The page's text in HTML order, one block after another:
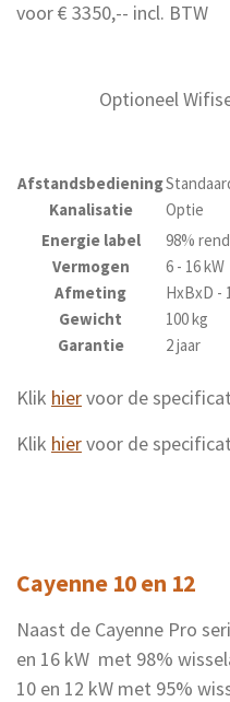
voor € 3350,-- incl. BTW
Optioneel Wifiset
Afstandsbediening
Kanalisatie
Optie
Energie label
98%
Vermogen
6 - 16 kW
Afmeting
HxBxD -
Gewicht
100 kg
Garantie
2 jaar
Klik hiervoor de
Klik hiervoor de
Cayenne 10 en 12
Naast de Cayenne Pro
en 16 kW met 98%
10 en 12 kW met 95%